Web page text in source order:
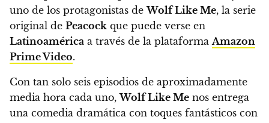
uno de los protagonistas deWolf Like Me, la serie
original de Peacock que puede verse en
Latinoamérica a través de la plataformaAmazon
Prime Video.
Con tan solo seis episodios de aproximadamente
media hora cada uno,Wolf Like Me nos entrega
una comedia dramática con toques fantásticos con